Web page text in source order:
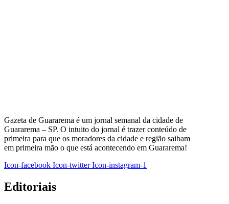
Gazeta de Guararema é um jornal semanal da cidade de
Guararema – SP. O intuito do jornal é trazer conteúdo de
primeira para que os moradores da cidade e região saibam
em primeira mão o que está acontecendo em Guararema!
Icon-facebook Icon-twitter Icon-instagram-1
Editoriais